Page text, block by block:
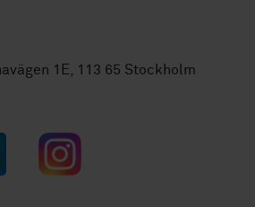
1E, 113 65 Stockholm
Instagram